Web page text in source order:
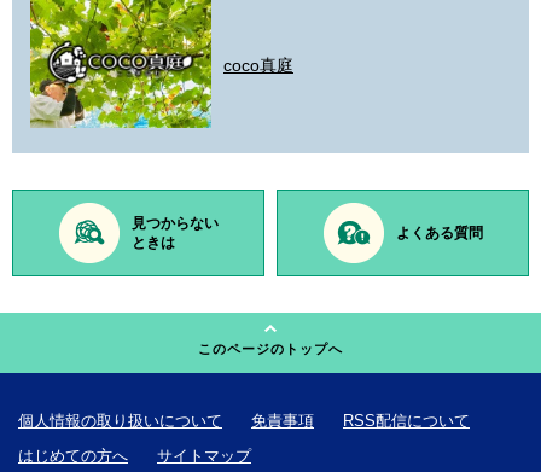
coco真庭
見つからない
ときは
よくある質問
このページのトップへ
個人情報の取り扱いについて 免責事項
RSS配信について
はじめての方へ
サイトマップ